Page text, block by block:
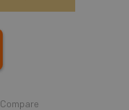
Compare